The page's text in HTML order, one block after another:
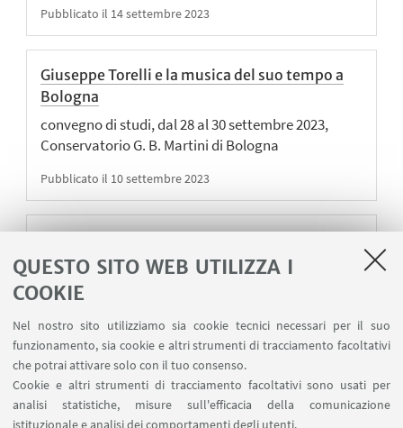
QUESTO SITO WEB UTILIZZA I
COOKIE
Nel nostro sito utilizziamo sia cookie tecnici necessari per il suo
funzionamento, sia cookie e altri strumenti di tracciamento facoltativi
che potrai attivare solo con il tuo consenso.
Cookie e altri strumenti di tracciamento facoltativi sono usati per
analisi statistiche, misure sull'efficacia della comunicazione
istituzionale e analisi dei comportamenti degli utenti.
Pubblicato il 14 settembre 2023
Giuseppe Torelli e la musica del suo tempo a
Bologna
convegno di studi, dal 28 al 30 settembre 2023,
Conservatorio G. B. Martini di Bologna
Pubblicato il 10 settembre 2023
E-book Brill
Attivazione trial di accesso agli e-book dell'editore
Pubblicato il 02 agosto 2023